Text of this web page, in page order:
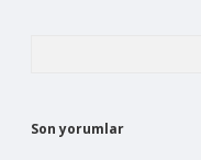
Son yorumlar